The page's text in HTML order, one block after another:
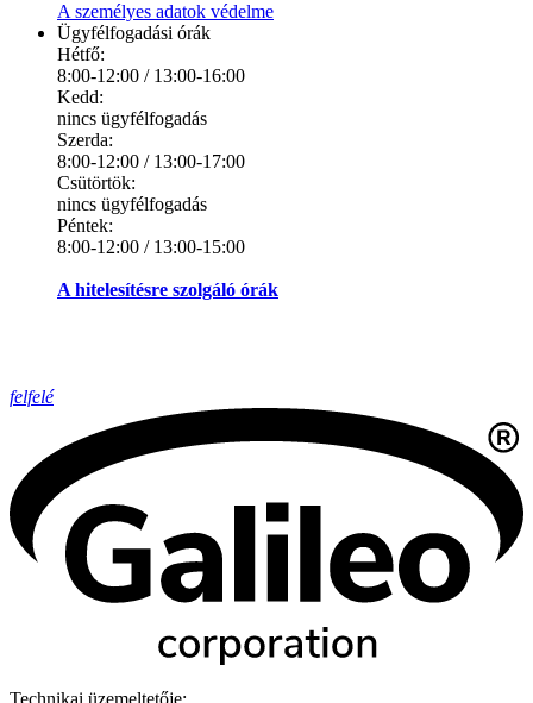
A személyes adatok védelme
Ügyfélfogadási órák
Hétfő:
8:00-12:00 / 13:00-16:00
Kedd:
nincs ügyfélfogadás
Szerda:
8:00-12:00 / 13:00-17:00
Csütörtök:
nincs ügyfélfogadás
Péntek:
8:00-12:00 / 13:00-15:00
A hitelesítésre szolgáló órák
felfelé